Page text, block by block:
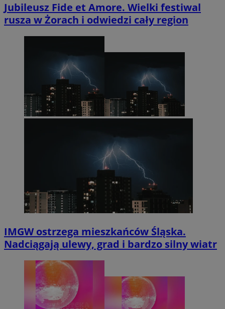
Jubileusz Fide et Amore. Wielki festiwal
rusza w Żorach i odwiedzi cały region
IMGW ostrzega mieszkańców Śląska.
Nadciągają ulewy, grad i bardzo silny wiatr